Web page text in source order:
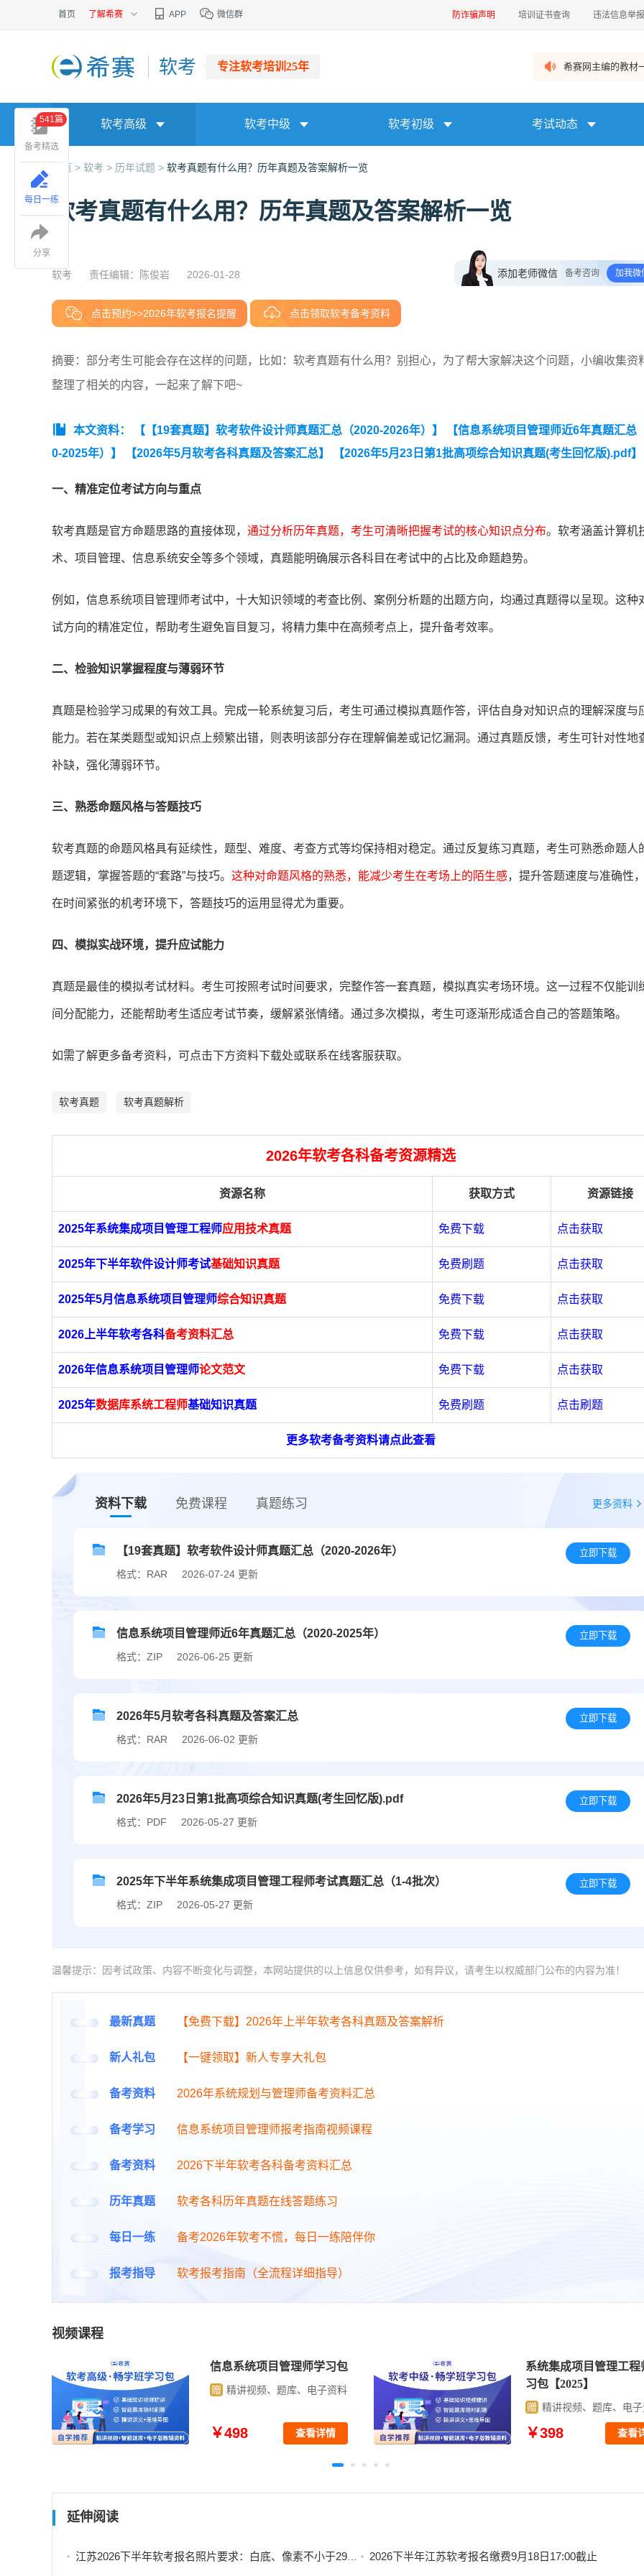
首页 了解希赛 APP 微信群 防诈骗声明 培训证书查询 违法信息举报
软考 专注软考培训25年 希赛网主编的教材
软考高级 软考中级 软考初级 考试动态
首页 > 软考 > 历年试题 > 软考真题有什么用？历年真题及答案解析一览
软考真题有什么用？历年真题及答案解析一览
软考 责任编辑：陈俊岩 2026-01-28 添加老师微信 备考咨询 加我微
点击预约>>2026年软考报名提醒 点击领取软考备考资料
摘要：部分考生可能会存在这样的问题，比如：软考真题有什么用？别担心，为了帮大家解决这个问题，小编收集资
整理了相关的内容，一起来了解下吧~
本文资料： 【【19套真题】软考软件设计师真题汇总（2020-2026年）】
【信息系统项目管理师近6年真题汇总
0-2025年）】
【2026年5月软考各科真题及答案汇总】
【2026年5月23日第1批高项综合知识真题(考生回忆版).pdf】
一、精准定位考试方向与重点
软考真题是官方命题思路的直接体现， 通过分析历年真题，考生可清晰把握考试的核心知识点分布。软考涵盖计算机
术、项目管理、信息系统安全等多个领域，真题能明确展示各科目在考试中的占比及命题趋势。
例如，信息系统项目管理师考试中，十大知识领域的考查比例、案例分析题的出题方向，均通过真题得以呈现。这种
试方向的精准定位，帮助考生避免盲目复习，将精力集中在高频考点上，提升备考效率。
二、检验知识掌握程度与薄弱环节
真题是检验学习成果的有效工具。完成一轮系统复习后，考生可通过模拟真题作答，评估自身对知识点的理解深度与
能力。若在某类题型或知识点上频繁出错，则表明该部分存在理解偏差或记忆漏洞。通过真题反馈，考生可针对性地
补缺，强化薄弱环节。
三、熟悉命题风格与答题技巧
软考真题的命题风格具有延续性，题型、难度、考查方式等均保持相对稳定。通过反复练习真题，考生可熟悉命题人
题逻辑，掌握答题的“套路”与技巧。 这种对命题风格的熟悉，能减少考生在考场上的陌生感，提升答题速度与准确性
在时间紧张的机考环境下，答题技巧的运用显得尤为重要。
四、模拟实战环境，提升应试能力
真题是最佳的模拟考试材料。考生可按照考试时间要求，完整作答一套真题，模拟真实考场环境。这一过程不仅能训
间分配能力，还能帮助考生适应考试节奏，缓解紧张情绪。通过多次模拟，考生可逐渐形成适合自己的答题策略。
如需了解更多备考资料，可点击下方资料下载处或联系在线客服获取。
软考真题 软考真题解析
2026年软考各科备考资源精选
资源名称 获取方式 资源链接
2025年系统集成项目管理工程师应用技术真题 免费下载 点击获取
2025年下半年软件设计师考试基础知识真题 免费刷题 点击获取
2025年5月信息系统项目管理师综合知识真题 免费下载 点击获取
2026上半年软考各科备考资料汇总 免费下载 点击获取
2026年信息系统项目管理师论文范文 免费下载 点击获取
2025年数据库系统工程师基础知识真题 免费刷题 点击刷题
更多软考备考资料请点此查看
资料下载 免费课程 真题练习 更多资料
【19套真题】软考软件设计师真题汇总（2020-2026年）
格式：RAR 2026-07-24 更新
立即下载
信息系统项目管理师近6年真题汇总（2020-2025年）
格式：ZIP 2026-06-25 更新
立即下载
2026年5月软考各科真题及答案汇总
格式：RAR 2026-06-02 更新
立即下载
2026年5月23日第1批高项综合知识真题(考生回忆版).pdf
格式：PDF 2026-05-27 更新
立即下载
2025年下半年系统集成项目管理工程师考试真题汇总（1-4批次）
格式：ZIP 2026-05-27 更新
立即下载
温馨提示：因考试政策、内容不断变化与调整，本网站提供的以上信息仅供参考，如有异议，请考生以权威部门公布的内容为准！
最新真题 【免费下载】2026年上半年软考各科真题及答案解析
新人礼包 【一键领取】新人专享大礼包
备考资料 2026年系统规划与管理师备考资料汇总
备考学习 信息系统项目管理师报考指南视频课程
备考资料 2026下半年软考各科备考资料汇总
历年真题 软考各科历年真题在线答题练习
每日一练 备考2026年软考不慌，每日一练陪伴你
报考指导 软考报考指南（全流程详细指导）
视频课程
信息系统项目管理师学习包
赠 精讲视频、题库、电子资料
￥498 查看详情
系统集成项目管理工程
习包【2025】
赠 精讲视频、题库、电
￥398 查看
延伸阅读
江苏2026下半年软考报名照片要求：白底、像素不小于295x413 2026下半年江苏软考报名缴费9月18日17:00截止
备考精选
541篇
每日一练
分享